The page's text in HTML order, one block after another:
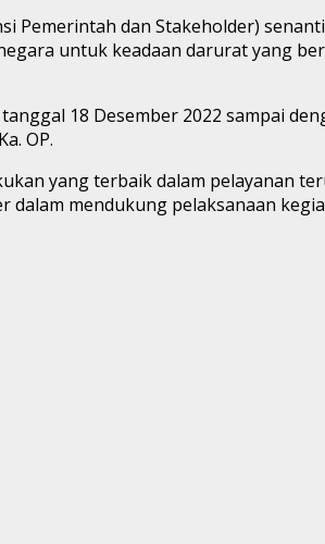
Pemerintah dan Stakeholder)
untuk keadaan darurat yang
18 Desember 2022 sampai
OP.
yang terbaik dalam pelayanan
mendukung pelaksanaan